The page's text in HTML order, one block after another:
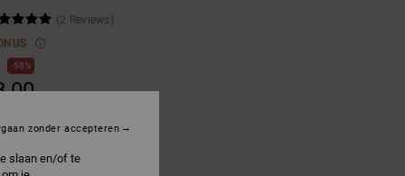
(2 Reviews)
55%
slaan en/of te
zonder accepteren